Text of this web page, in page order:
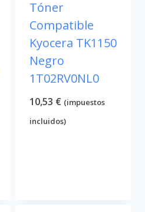
Tóner
Compatible
Kyocera TK1150
Negro
1T02RV0NL0
10,53 € (impuestos
incluidos)